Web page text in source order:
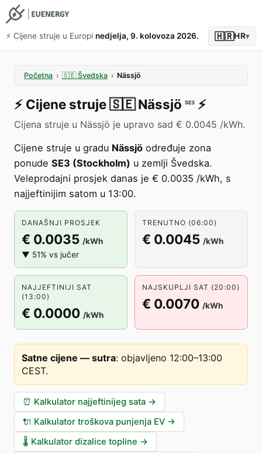
⚡️ Cijene struje u Europi nedjelja, 9. kolovoza 2026. 🇭🇷HR▾
Početna › 🇸🇪 Švedska › Nässjö
⚡️ Cijene struje🇸🇪 Nässjö SE3 ⚡️
Cijena struje u Nässjö je upravo sad € 0.0045 /kWh.
Cijene struje u gradu Nässjö određuje zona
ponude SE3 (Stockholm) u zemlji Švedska.
Veleprodajni prosjek danas je € 0.0035 /kWh, s
najjeftinijim satom u 13:00.
DANAŠNJI PROSJEK
€ 0.0035 /kWh
▼ 51% vs jučer
TRENUTNO (06:00)
€ 0.0045 /kWh
NAJJEFTINIJI SAT
(13:00)
€ 0.0000 /kWh
NAJSKUPLJI SAT (20:00)
€ 0.0070 /kWh
Satne cijene — sutra: objavljeno 12:00–13:00
CEST.
⏰ Kalkulator najjeftinijeg sata →
🔌 Kalkulator troškova punjenja EV →
🌡️ Kalkulator dizalice topline →